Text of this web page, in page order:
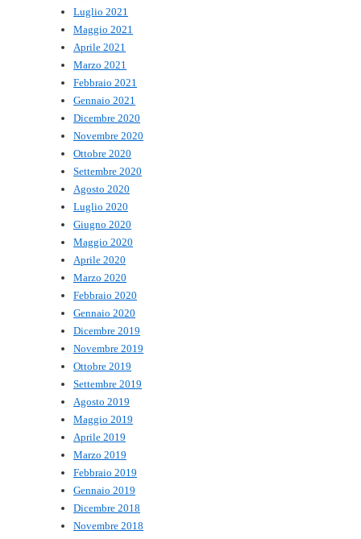
Luglio 2021
Maggio 2021
Aprile 2021
Marzo 2021
Febbraio 2021
Gennaio 2021
Dicembre 2020
Novembre 2020
Ottobre 2020
Settembre 2020
Agosto 2020
Luglio 2020
Giugno 2020
Maggio 2020
Aprile 2020
Marzo 2020
Febbraio 2020
Gennaio 2020
Dicembre 2019
Novembre 2019
Ottobre 2019
Settembre 2019
Agosto 2019
Maggio 2019
Aprile 2019
Marzo 2019
Febbraio 2019
Gennaio 2019
Dicembre 2018
Novembre 2018